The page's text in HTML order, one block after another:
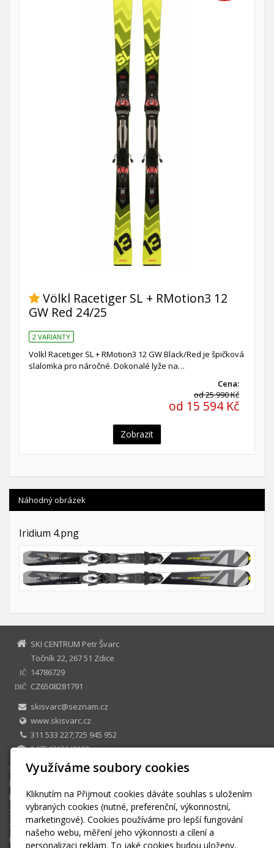
Völkl Racetiger SL + RMotion3 12
GW Red 24/25
2 VARIANTY
Volkl Racetiger SL + RMotion3 12 GW Black/Red je špičková
slalomka pro náročné. Dokonalé lyže na…
Cena:
od 25 990 Kč
od 15 594 Kč
Zobrazit
Náhodný obrázek
Iridium 4.png
SKI CENTRUM Petr Švarc
Točník 22, 267 51 Zdice
IČ 14786729
DIČ
CZ6508281791
skisvarc@seznam.cz
www.skisvarc.cz
311 533 227;725 945 952
247548131/0100
SKI CENTRUM Petr Švarc
E-shop
Půjčovna
Sezonní půjčovné
Skiservis
Kontakt
Využíváme soubory cookies
Kliknutím na Přijmout cookies dáváte souhlas s uložením
vybraných cookies (nutné, preferenční, výkonnostní,
marketingové). Cookies používáme pro lepší fungování
našeho webu, měření jeho výkonnosti a cílení a
personalizaci reklam. To jaké cookies budou uloženy,